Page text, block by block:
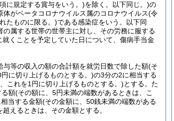
に規定する賞与をいう。)を除く。以下同じ。)の
体がベータコロナウイルス属のコロナウイルス(令
たものに限る。)である感染症をいう。以下同
の属する世帯の世帯主に対し、その労務に服する
くことを予定していた日について、傷病手当金
等の収入の額の合計額を就労日数で除した額(そ
に切り上げるものとする。)の3分の2に相当する
これを1円に切り上げるものとする。)とする。 た
る額(その額に、5円未満の端数があるときは、こ
当する金額(その金額に、50銭未満の端数がある
超えるときは、その金額とする。